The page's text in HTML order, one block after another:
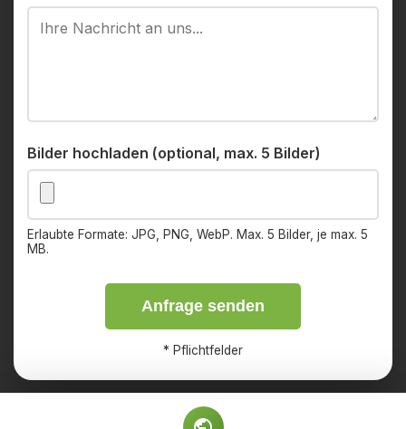
Bilder hochladen (optional, max. 5 Bilder)
Erlaubte Formate: JPG, PNG, WebP. Max. 5 Bilder, je max. 5
MB.
Anfrage senden
* Pflichtfelder